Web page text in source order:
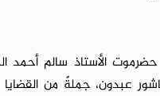
الأستاذ سالم أحمد
عبدون، جملةً من